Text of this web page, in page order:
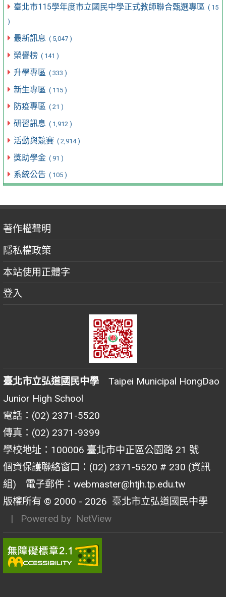
臺北市115學年度市立國民中學正式教師聯合甄選專區 ( 15
)
最新訊息 ( 5,047 )
榮譽榜 ( 141 )
升學專區 ( 333 )
新生專區 ( 115 )
防疫專區 ( 21 )
研習訊息 ( 1,912 )
活動與競賽 ( 2,914 )
獎助學金 ( 91 )
系統公告 ( 105 )
著作權聲明
隱私權政策
本站使用正體字
登入
臺北市立弘道國民中學 Taipei Municipal HongDao
Junior High School
電話：(02) 2371-5520
傳真：(02) 2371-9399
學校地址：100006 臺北市中正區公園路 21 號
個資保護聯絡窗口：(02) 2371-5520 # 230 (資訊
組) 電子郵件：webmaster@htjh.tp.edu.tw
版權所有 © 2000 - 2026 臺北市立弘道國民中學
| Powered by NetView